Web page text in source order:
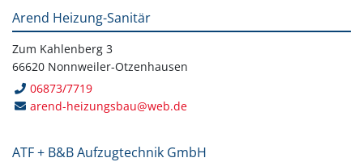
Arend Heizung-Sanitär
Zum Kahlenberg 3
66620 Nonnweiler-Otzenhausen
06873/7719
arend-heizungsbau@web.de
ATF + B&B Aufzugtechnik GmbH